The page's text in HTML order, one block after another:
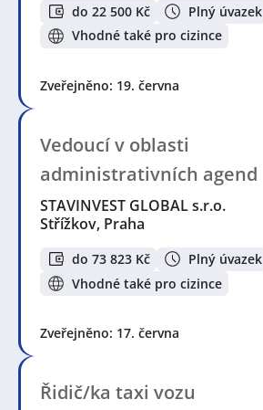
do 22 500 Kč
Plný úvazek
Vhodné také pro cizince
Zveřejněno: 19. června
Vedoucí v oblasti
administrativních agend
STAVINVEST GLOBAL s.r.o.
Střížkov, Praha
do 73 823 Kč
Plný úvazek
Vhodné také pro cizince
Zveřejněno: 17. června
Řidič/ka taxi vozu